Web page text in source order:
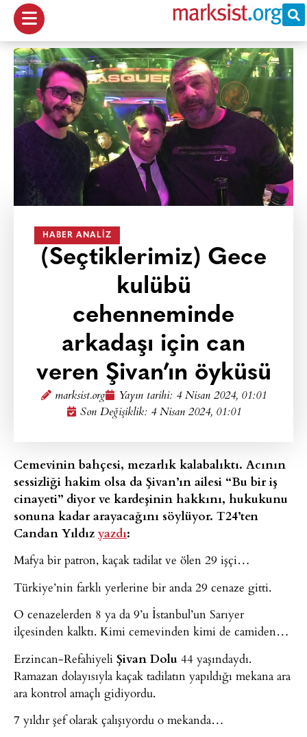
HABER ANALIZ
(Seçtiklerimiz) Gece
kulübü
cehenneminde
arkadaşı için can
veren Şivan’ın öyküsü
marksist.org Yayın tarihi: 4 Nisan 2024, 01:01
Son Değişiklik: 4 Nisan 2024, 01:01
Cemevinin bahçesi, mezarlık kalabalıktı. Acının
sessizliği hakim olsa da Şivan’ın ailesi “Bu bir iş
cinayeti” diyor ve kardeşinin hakkını, hukukunu
sonuna kadar arayacağını söylüyor. T24’ten
Candan Yıldız yazdı:
Mafya bir patron, kaçak tadilat ve ölen 29 işçi…
Türkiye’nin farklı yerlerine bir anda 29 cenaze gitti.
O cenazelerden 8 ya da 9’u İstanbul’un Sarıyer
ilçesinden kalktı. Kimi cemevinden kimi de camiden…
Erzincan-Refahiyeli Şivan Dolu 44 yaşındaydı.
Ramazan dolayısıyla kaçak tadilatın yapıldığı mekana ara
ara kontrol amaçlı gidiyordu.
7 yıldır şef olarak çalışıyordu o mekanda…